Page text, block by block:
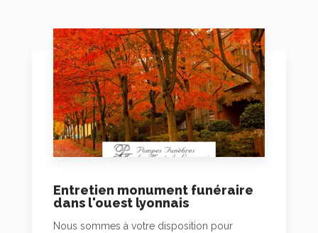
Entretien monument funéraire
dans l'ouest lyonnais
Nous sommes à votre disposition pour